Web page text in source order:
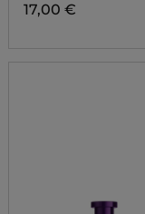
17,00 €